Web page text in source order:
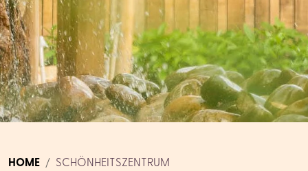
HOME
SCHÖNHEITSZENTRUM